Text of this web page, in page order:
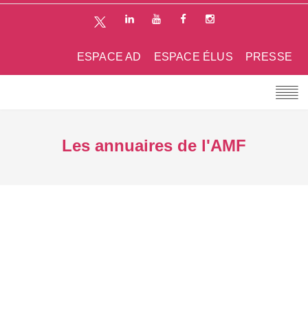
PRESSE
ESPACE ÉLUS
ESPACE AD
Les annuaires de l'AMF